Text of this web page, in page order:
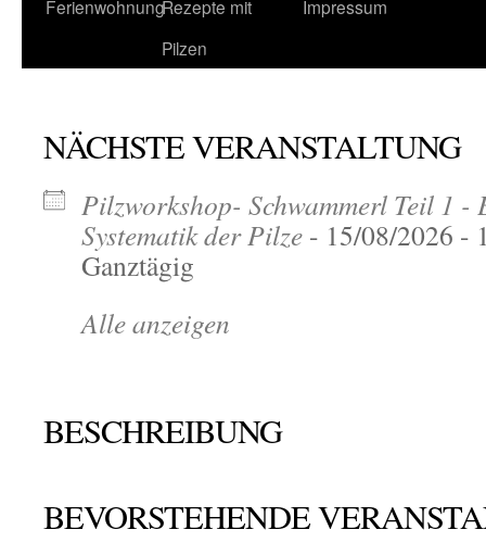
FerienwohnungRezepte mit
Pilzen
Impressum
NÄCHSTE VERANSTALTUNG
Pilzworkshop- Schwammerl Teil 1
Systematik der Pilze - 15/08/2026 -
Ganztägig
Alle anzeigen
BESCHREIBUNG
BEVORSTEHENDE